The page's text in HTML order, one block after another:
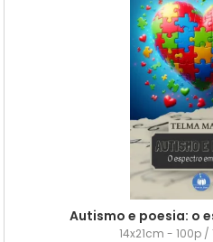
Autismo e poesia: o
14x21cm - 100p